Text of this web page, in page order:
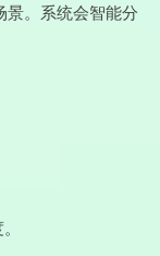
景。系统会智能分